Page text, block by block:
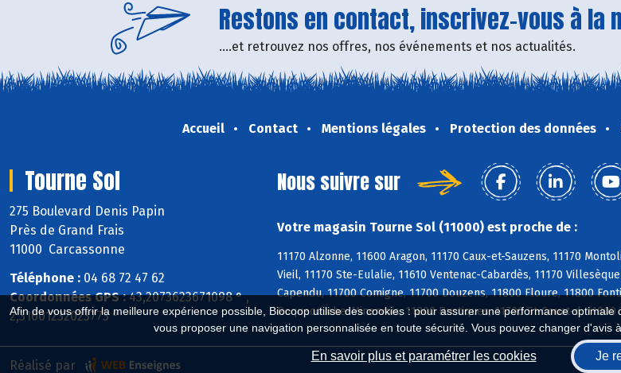
Afin de vous offrir la meilleure expérience possible, Biocoop utilise des cookies : pour assurer une performance
vous proposer une navigation personnalisée en toute sécurité. Vous pouvez changer
En savoir plus et paramétrer les cookies Je
Restons en contact, inscrivez-vous à la
....et retrouvez nos offres, nos événements et nos actualités.
Accueil Contact Mentions légales Protection des données
Tourne Sol
275 Boulevard Denis Papin
Près de Grand Frais
11000 Carcassonne
Téléphone : 04 68 72 47 62
Coordonnées GPS :43,2073623671098 ° ,
2,31601232023773 °
Nous suivre sur
Votre magasin Tourne Sol (11000) est proche de :
11170 Alzonne, 11600 Aragon, 11170 Caux-et-Sauzens, 11170
Vieil, 11170 Ste-Eulalie, 11610 Ventenac-Cabardès, 11170
Capendu, 11700 Comigne, 11700 Douzens, 11800 Floure, 11800
Roquecourbe-Minervois, 11800 Rustiques, 11700 St-Couat-d,
Réalisé par